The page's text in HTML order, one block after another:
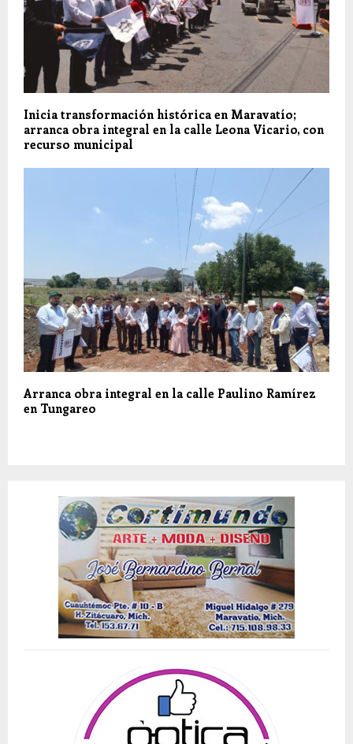
Inicia transformación histórica en Maravatío;
arranca obra integral en la calle Leona Vicario, con
recurso municipal
Arranca obra integral en la calle Paulino Ramírez
en Tungareo